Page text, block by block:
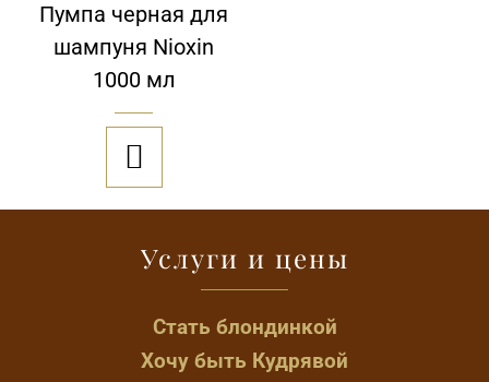
Пумпа черная для
шампуня Nioxin
1000 мл

Услуги и цены
Стать блондинкой
Хочу быть Кудрявой